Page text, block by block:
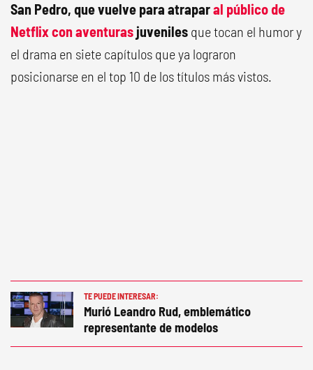
San Pedro, que vuelve para atraparal público de
Netflix con aventurasjuveniles que tocan el humor y
el drama en siete capítulos que ya lograron
posicionarse en el top 10 de los títulos más vistos.
TE PUEDE INTERESAR:
Murió Leandro Rud, emblemático
representante de modelos